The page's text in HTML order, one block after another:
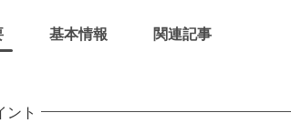
基本情報 関連記事
ント